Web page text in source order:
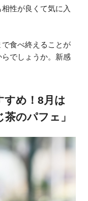
性が良くて気に入
食べ終えることが
でしょうか。新感
すめ！8月は
のパフェ」